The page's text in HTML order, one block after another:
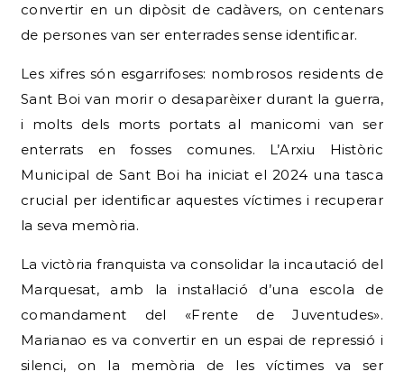
convertir en un dipòsit de cadàvers, on centenars
de persones van ser enterrades sense identificar.
Les xifres són esgarrifoses: nombrosos residents de
Sant Boi van morir o desaparèixer durant la guerra,
i molts dels morts portats al manicomi van ser
enterrats en fosses comunes. L’Arxiu Històric
Municipal de Sant Boi ha iniciat el 2024 una tasca
crucial per identificar aquestes víctimes i recuperar
la seva memòria.
La victòria franquista va consolidar la incautació del
Marquesat, amb la instal·lació d’una escola de
comandament del «Frente de Juventudes».
Marianao es va convertir en un espai de repressió i
silenci, on la memòria de les víctimes va ser